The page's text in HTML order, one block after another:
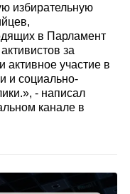
избирательную
в Парламент
за
активное участие в
и социально-
- написал
канале в